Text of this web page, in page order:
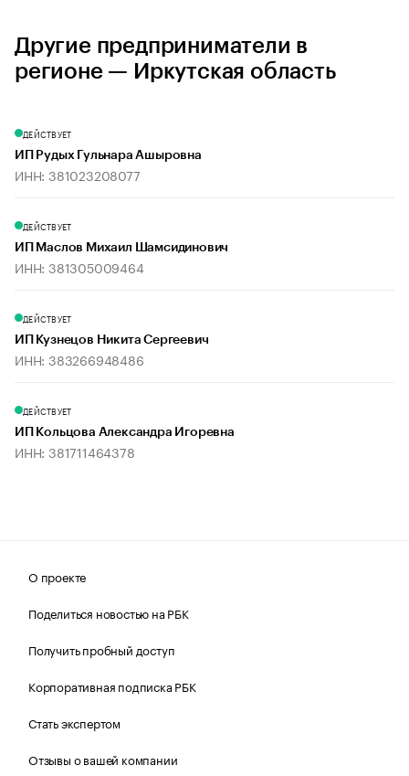
Другие предприниматели в
регионе — Иркутская область
ДЕЙСТВУЕТ
ИП Рудых Гульнара Ашыровна
ИНН: 381023208077
ДЕЙСТВУЕТ
ИП Маслов Михаил Шамсидинович
ИНН: 381305009464
ДЕЙСТВУЕТ
ИП Кузнецов Никита Сергеевич
ИНН: 383266948486
ДЕЙСТВУЕТ
ИП Кольцова Александра Игоревна
ИНН: 381711464378
О проекте
Поделиться новостью на РБК
Получить пробный доступ
Корпоративная подписка РБК
Стать экспертом
Отзывы о вашей компании